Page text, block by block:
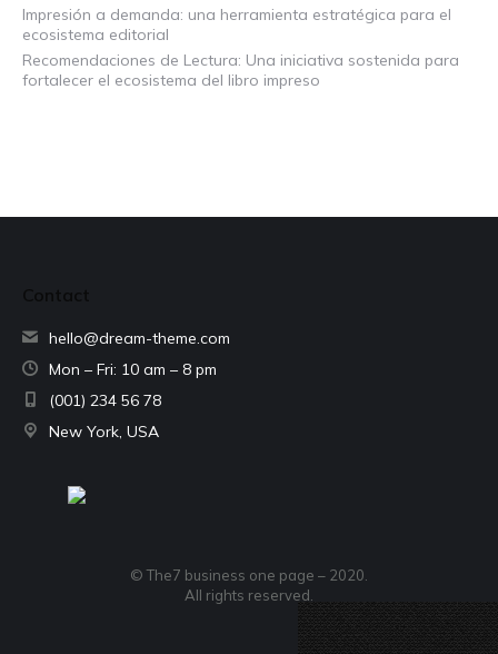
Impresión a demanda: una herramienta estratégica para el
ecosistema editorial
Recomendaciones de Lectura: Una iniciativa sostenida para
fortalecer el ecosistema del libro impreso
hello@dream-theme.com
Mon – Fri: 10 am – 8 pm
(001) 234 56 78
New York, USA
© The7 business one page – 2020.
All rights reserved.